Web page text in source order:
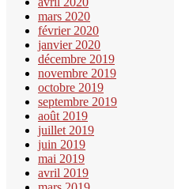
mars 2020
février 2020
janvier 2020
décembre 2019
novembre 2019
octobre 2019
septembre 2019
août 2019
juillet 2019
juin 2019
mai 2019
avril 2019